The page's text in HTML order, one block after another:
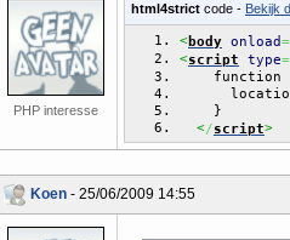
PHP interesse
html4strict code - Bekijk
<body onload=
<script type=
function
    }
</script>
Koen - 25/06/2009 14:55